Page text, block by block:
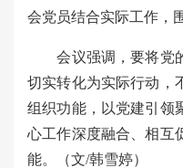
会党员结合实际工作，
会议强调，要将党的
切实转化为实际行动，
组织功能，以党建引领
心工作深度融合、相互
能。（文/韩雪婷）